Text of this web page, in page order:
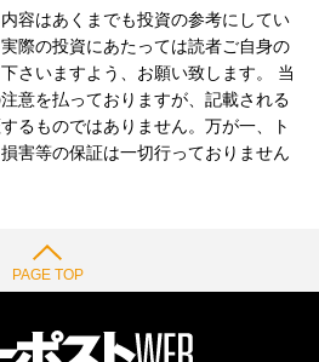
容はあくまでも投資の参考にしてい
際の投資にあたっては読者ご自身の
さいますよう、お願い致します。 当
意を払っておりますが、記載される
るものではありません。万が一、ト
害等の保証は一切行っておりません
PAGE TOP